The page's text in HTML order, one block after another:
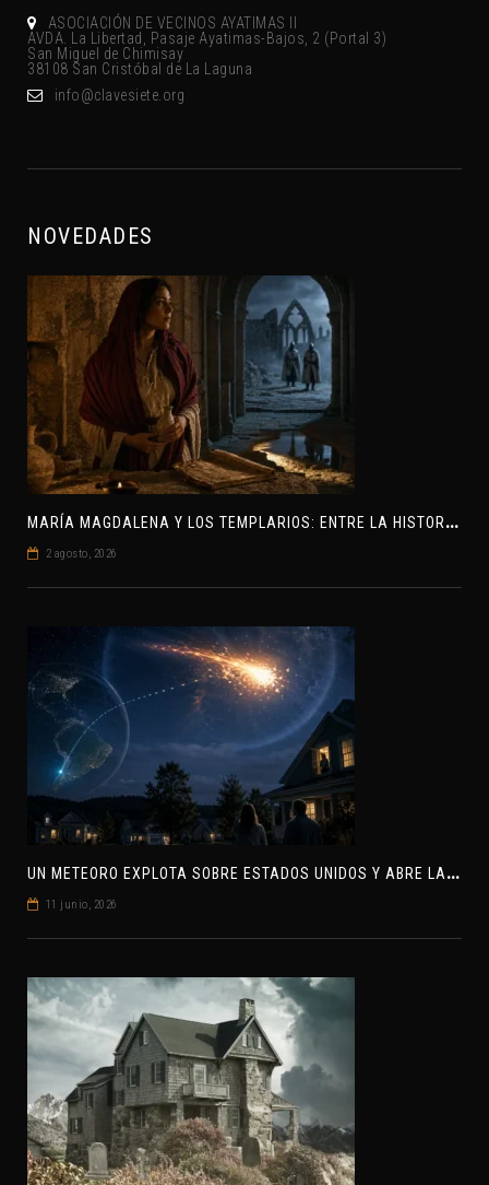
ASOCIACIÓN DE VECINOS AYATIMAS II
AVDA. La Libertad, Pasaje Ayatimas-Bajos, 2 (Portal 3)
San Miguel de Chimisay
38108 San Cristóbal de La Laguna
gro.eteisevalc@ofni
NOVEDADES
M
ARÍA MAGDALENA Y LOS TEMPLARIOS: ENTRE LA HISTORIA Y EL MISTERIO
2 agosto, 2026
U
N METEORO EXPLOTA SOBRE ESTADOS UNIDOS Y ABRE LA PISTA DE POLAR-IM, UN POSIBLE VISITANTE INTERESTELAR
11 junio, 2026